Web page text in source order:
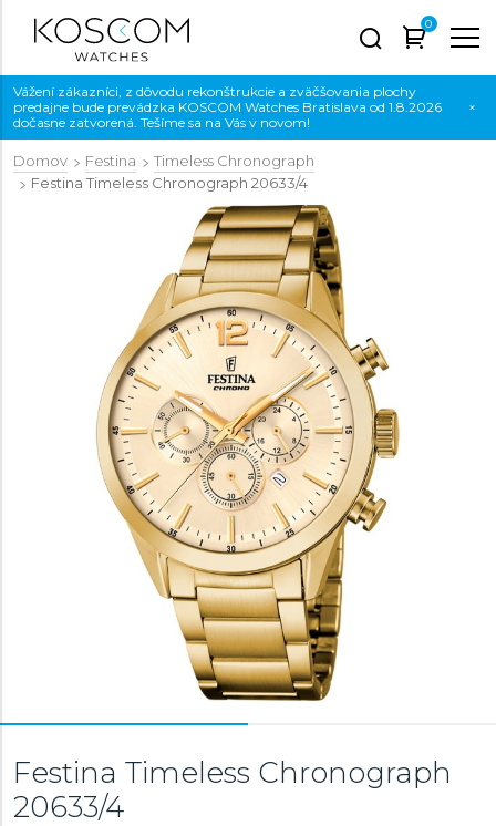
0
Vážení zákazníci, z dôvodu rekonštrukcie a zväčšovania plochy
predajne bude prevádzka KOSCOM Watches Bratislava od 1.8.2026
dočasne zatvorená. Tešíme sa na Vás v novom!
×
Domov Festina
Timeless Chronograph
Festina Timeless Chronograph 20633/4
Festina Timeless Chronograph
20633/4